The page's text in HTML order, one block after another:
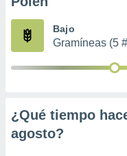
publicidad
Bajo
Gramíneas (5
¿Qué tiempo
agosto?